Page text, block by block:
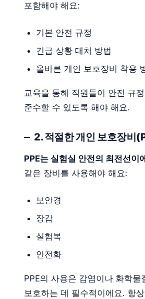
포함해야 해요:
기본 안전 규정
긴급 상황 대처 방법
올바른 개인 보호장비 착용
교육을 통해 직원들이 안전 규
준수할 수 있도록 해야 해요.
2. 적절한 개인 보호장비
PPE는 실험실 안전의 최전선이
같은 장비를 사용해야 해요:
보안경
장갑
실험복
안전화
PPE의 사용은 감염이나 화학물
보호하는 데 필수적이에요. 항